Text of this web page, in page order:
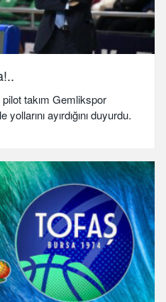
takım Gemlikspor
ayırdığını duyurdu.